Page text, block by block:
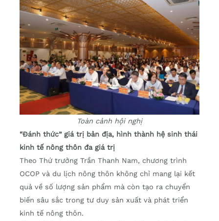
Toàn cảnh hội nghị
“Đánh thức” giá trị bản địa, hình thành hệ sinh thái
kinh tế nông thôn đa giá trị
Theo Thứ trưởng Trần Thanh Nam, chương trình
OCOP và du lịch nông thôn không chỉ mang lại kết
quả về số lượng sản phẩm mà còn tạo ra chuyển
biến sâu sắc trong tư duy sản xuất và phát triển
kinh tế nông thôn.